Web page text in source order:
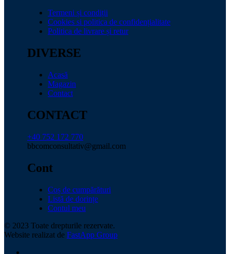
Termeni și condiții
Cookies si politica de confidențialitate
Politica de livrare și retur
DIVERSE
Acasă
Magazin
Contact
CONTACT
+40 752 172 770
bbcomconsultativ@gmail.com
Cont
Coș de cumpărături
Listă de dorințe
Contul meu
© 2023 Toate drepturile rezervate.
Website realizat de FastApp Group